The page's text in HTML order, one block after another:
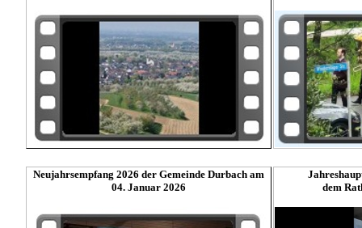
Neujahrsempfang 2026 der Gemeinde Durbach am
04. Januar 2026
dem